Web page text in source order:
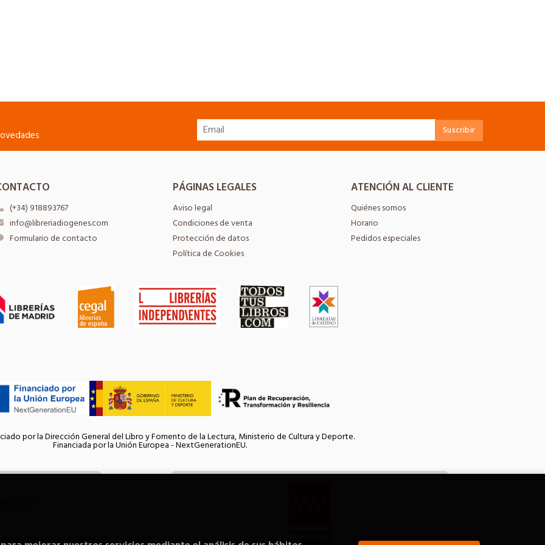
(+34) 918893767
info@libreriadiogenes.com
Formulario de contacto
PÁGINAS LEGALES
Aviso legal
Condiciones de venta
Protección de datos
Política de Cookies
ATENCIÓN AL CLIENTE
Quiénes somos
Horario
Pedidos especiales
por la Dirección General del Libro y Fomento de la Lectura, Ministerio de Cultura y Deporte.
Financiada por la Unión Europea - NextGenerationEU.
del Ministerio de